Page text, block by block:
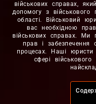
військових справах,
допомогу з військового
області. Військовий
вас необхідною
військових справах.
прав і забезпечення
процесах. Наші
сфері